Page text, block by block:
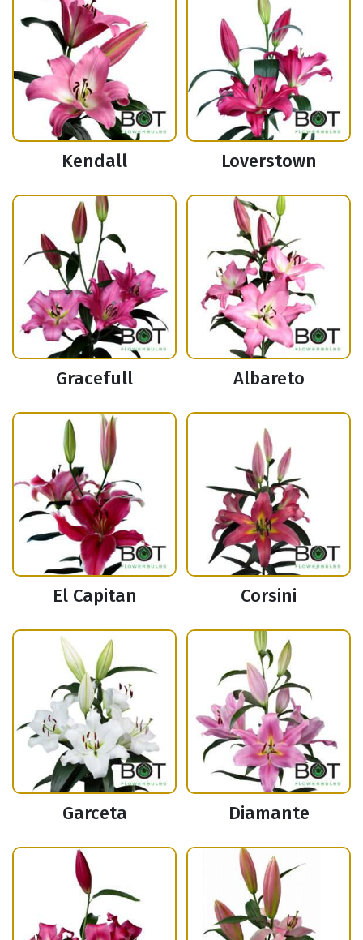
Kendall Loverstown
Gracefull Albareto
El Capitan Corsini
Garceta Diamante